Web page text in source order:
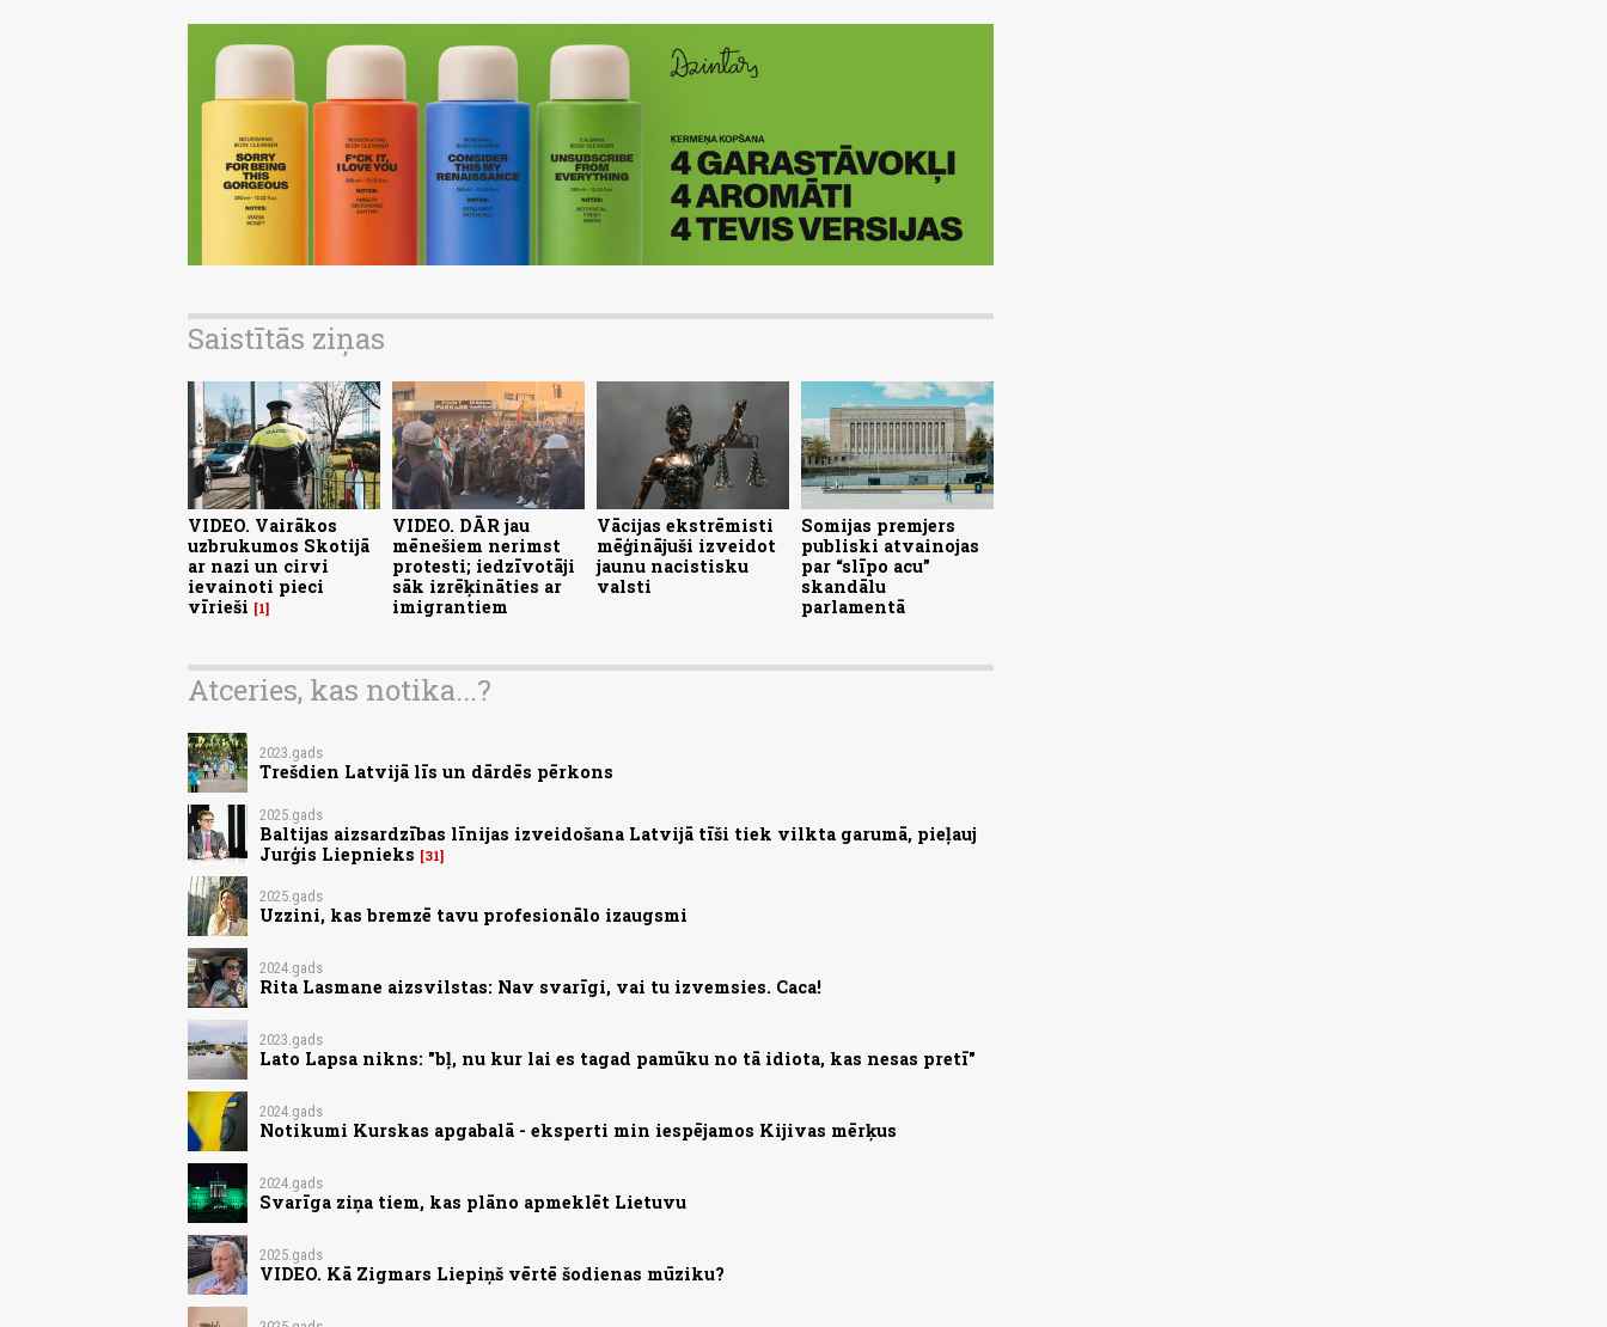
Saistītās ziņas
VIDEO. Vairākos
uzbrukumos Skotijā
ar nazi un cirvi
ievainoti pieci
vīrieši
1
VIDEO. DĀR jau
mēnešiem nerimst
protesti; iedzīvotāji
sāk izrēķināties ar
imigrantiem
Vācijas ekstrēmisti
mēģinājuši izveidot
jaunu nacistisku
valsti
Somijas premjers
publiski atvainojas
par “slīpo acu”
skandālu
parlamentā
Atceries, kas notika...?
2023.gads
Trešdien Latvijā līs un dārdēs pērkons
2025.gads
Baltijas aizsardzības līnijas izveidošana Latvijā tīši tiek vilkta garumā, pieļauj
Jurģis Liepnieks
31
2025.gads
Uzzini, kas bremzē tavu profesionālo izaugsmi
2024.gads
Rita Lasmane aizsvilstas: Nav svarīgi, vai tu izvemsies. Caca!
2023.gads
Lato Lapsa nikns: "bļ, nu kur lai es tagad pamūku no tā idiota, kas nesas pretī"
2024.gads
Notikumi Kurskas apgabalā - eksperti min iespējamos Kijivas mērķus
2024.gads
Svarīga ziņa tiem, kas plāno apmeklēt Lietuvu
2025.gads
VIDEO. Kā Zigmars Liepiņš vērtē šodienas mūziku?